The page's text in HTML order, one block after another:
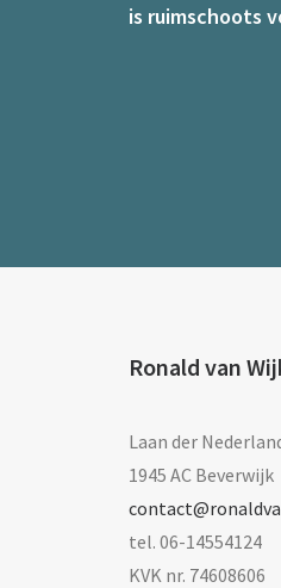
is ruimschoots
Ronald van
Laan der
1945 AC Beverwijk
tel. 06-14554124
KVK nr. 74608606